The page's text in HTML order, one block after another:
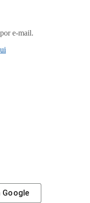
e-mail.
Google